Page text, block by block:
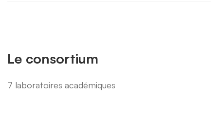
Le consortium
7 laboratoires académiques